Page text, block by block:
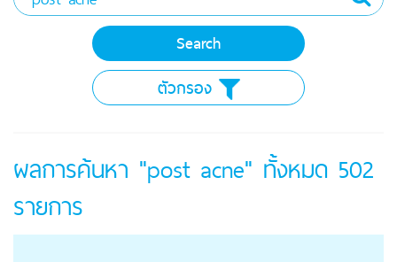
ตัวกรอง
ผลการค้นหา "post acne" ทั้งหมด 502
รายการ